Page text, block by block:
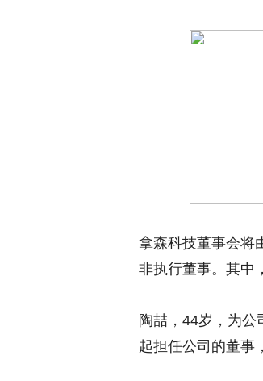
拿森科技董事会将
非执行董事。其中
陶喆，44岁，为公
起担任公司的董事